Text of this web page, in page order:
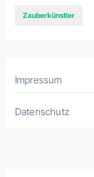
Zauberkünstler
Impressum
Datenschutz